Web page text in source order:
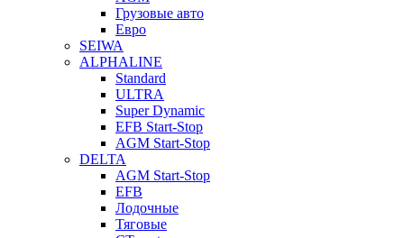
Грузовые авто
Евро
SEIWA
ALPHALINE
Standard
ULTRA
Super Dynamic
EFB Start-Stop
AGM Start-Stop
DELTA
AGM Start-Stop
EFB
Лодочные
Тяговые